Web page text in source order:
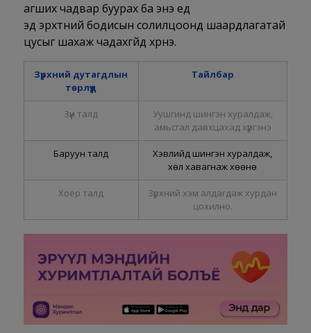
агших чадвар буурах ба энэ үед
эд эрхтний бодисын солилцоонд шаардлагатай
цусыг шахаж чадахгүйд хүрнэ.
Зүрхний дутагдлын
төрлүүд
Тайлбар
Зүүн талд
Уушгинд шингэн хуралдаж,
амьсгал давхцахад хүргэнэ
Баруун талд
Хэвлийд шингэн хуралдаж,
хөл хавагнаж хөөнө
Хоёр талд
Зүрхний хэм алдагдаж хурдан
цохилно.